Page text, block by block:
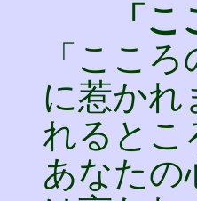
「
「ここ
に惹かれ
れるとこ
あなたの